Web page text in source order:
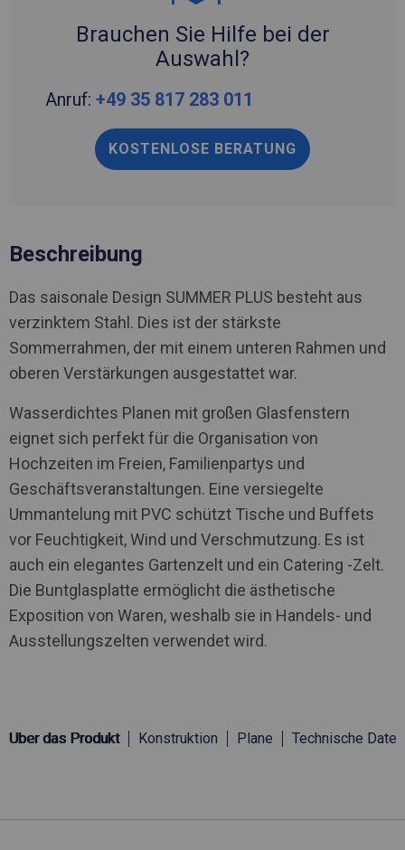
Brauchen Sie Hilfe bei der
Auswahl?
Anruf: +49 35 817 283 011
KOSTENLOSE BERATUNG
Beschreibung
Das saisonale Design SUMMER PLUS besteht aus
verzinktem Stahl. Dies ist der stärkste
Sommerrahmen, der mit einem unteren Rahmen und
oberen Verstärkungen ausgestattet war.
Wasserdichtes Planen mit großen Glasfenstern
eignet sich perfekt für die Organisation von
Hochzeiten im Freien, Familienpartys und
Geschäftsveranstaltungen. Eine versiegelte
Ummantelung mit PVC schützt Tische und Buffets
vor Feuchtigkeit, Wind und Verschmutzung. Es ist
auch ein elegantes Gartenzelt und ein Catering -Zelt.
Die Buntglasplatte ermöglicht die ästhetische
Exposition von Waren, weshalb sie in Handels- und
Ausstellungszelten verwendet wird.
Über das Produkt Konstruktion Plane Technische Daten